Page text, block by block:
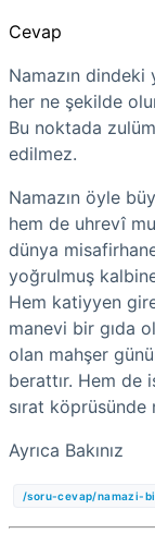
Cevap
Namazın
her ne şekilde
Bu noktada
edilmez.
Namazın öyle
hem de uhrevî
dünya
yoğrulmuş
Hem katiyyen
manevi bir gıda
olan mahşer
berattır. Hem de
sırat köprüsünde
Ayrıca Bakınız
/soru-cevap/namazi-